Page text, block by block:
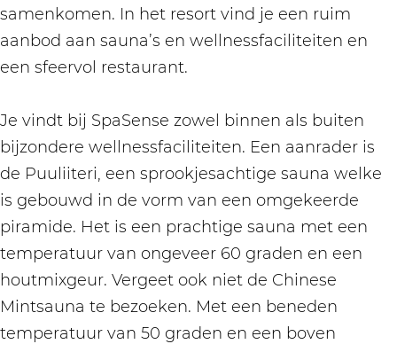
samenkomen. In het resort vind je een ruim
aanbod aan sauna’s en wellnessfaciliteiten en
een sfeervol restaurant.
Je vindt bij SpaSense zowel binnen als buiten
bijzondere wellnessfaciliteiten. Een aanrader is
de Puuliiteri, een sprookjesachtige sauna welke
is gebouwd in de vorm van een omgekeerde
piramide. Het is een prachtige sauna met een
temperatuur van ongeveer 60 graden en een
houtmixgeur. Vergeet ook niet de Chinese
Mintsauna te bezoeken. Met een beneden
temperatuur van 50 graden en een boven